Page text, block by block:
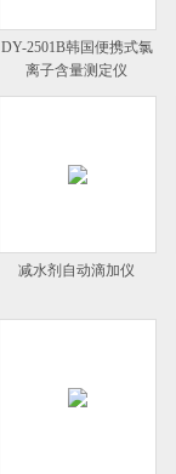
DY-2501B韩国便携式氯
离子含量测定仪
减水剂自动滴加仪